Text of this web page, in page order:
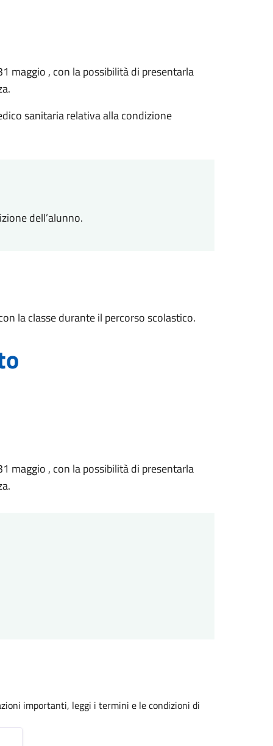
maggio , con la possibilità di presentarla
sanitaria relativa alla condizione
dell’alunno.
la classe durante il percorso scolastico.
maggio , con la possibilità di presentarla
importanti, leggi i termini e le condizioni di